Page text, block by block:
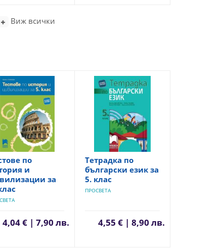
Виж всички
по
и
за
4,04 € | 7,90 лв.
Тетрадка по
български език за
5. клас
ПРОСВЕТА
4,55 € | 8,90 лв.